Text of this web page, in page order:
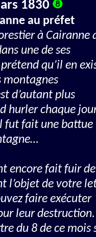
1830
au préfet
à Cairanne
une de ses
qu’il en
montagnes
d’autant plus
hurler chaque
fut fait une battue
encore fait fuir
l’objet de votre
faire exécuter
leur destruction.
du 8 de ce mois